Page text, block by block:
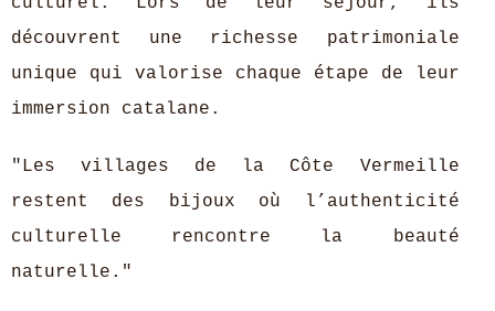
découvrent une richesse patrimoniale
unique qui valorise chaque étape de leur
immersion catalane.
"Les villages de la Côte Vermeille
restent des bijoux où l’authenticité
culturelle rencontre la beauté
naturelle."